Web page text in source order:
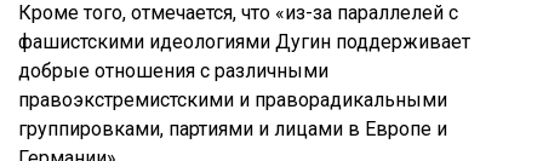
Кроме того, отмечается, что «из-за параллелей с
фашистскими идеологиями Дугин поддерживает
добрые отношения с различными
правоэкстремистскими и праворадикальными
группировками, партиями и лицами в Европе и